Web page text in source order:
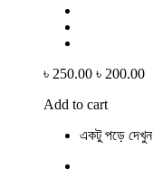
৳ 250.00 ৳ 200.00
Add to cart
একটু পড়ে দেখুন